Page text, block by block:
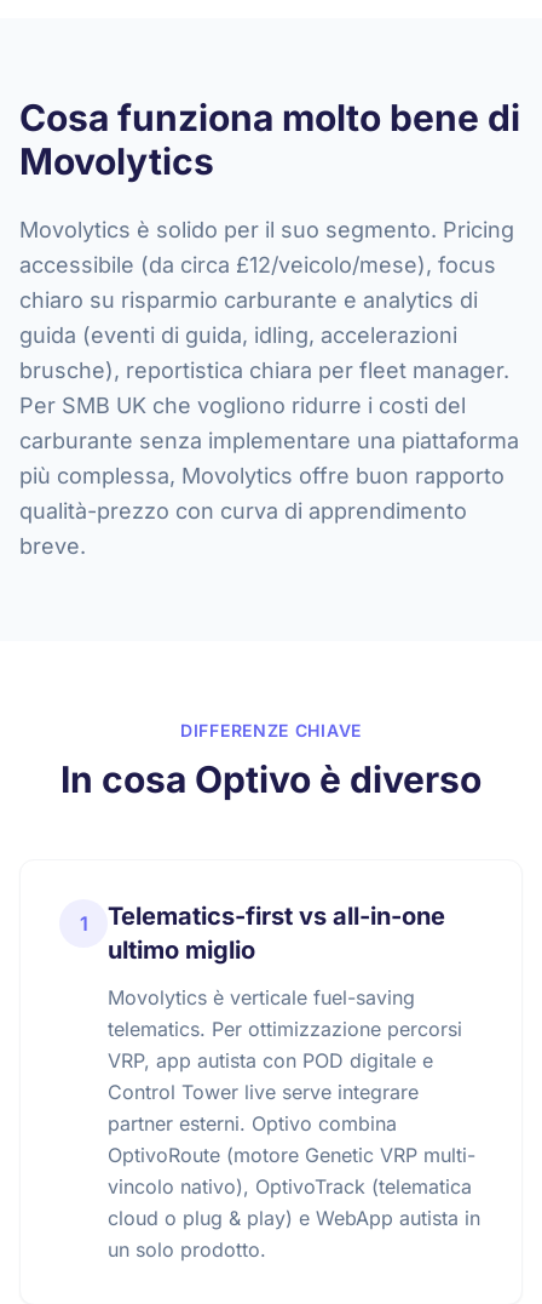
Cosa funziona molto bene di
Movolytics
Movolytics è solido per il suo segmento. Pricing
accessibile (da circa £12/veicolo/mese), focus
chiaro su risparmio carburante e analytics di
guida (eventi di guida, idling, accelerazioni
brusche), reportistica chiara per fleet manager.
Per SMB UK che vogliono ridurre i costi del
carburante senza implementare una piattaforma
più complessa, Movolytics offre buon rapporto
qualità-prezzo con curva di apprendimento
breve.
DIFFERENZE CHIAVE
In cosa Optivo è diverso
1
Telematics-first vs all-in-one
ultimo miglio
Movolytics è verticale fuel-saving
telematics. Per ottimizzazione percorsi
VRP, app autista con POD digitale e
Control Tower live serve integrare
partner esterni. Optivo combina
OptivoRoute (motore Genetic VRP multi-
vincolo nativo), OptivoTrack (telematica
cloud o plug & play) e WebApp autista in
un solo prodotto.